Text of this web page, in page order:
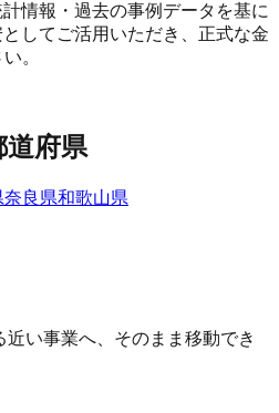
情報・過去の事例データを基に
してご活用いただき、正式な金
。
道府県
奈良県和歌山県
近い事業へ、そのまま移動でき